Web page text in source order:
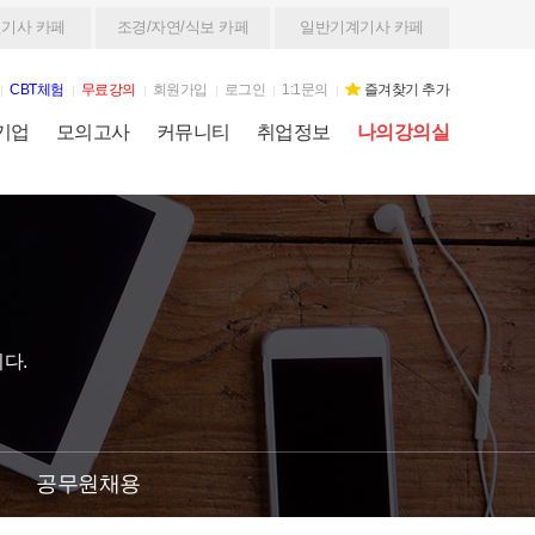
사 카페 조경/자연/식보 카페 일반기계기사 카페
CBT체험 무료강의 회원가입 로그인 1:1문의 즐겨찾기 추가
업 모의고사 커뮤니티 취업정보 나의강의실
.
공무원채용